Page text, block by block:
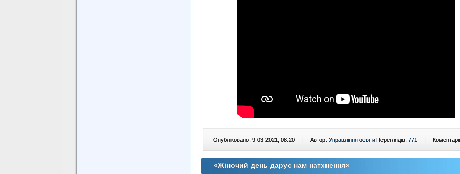
Опубліковано: 9-03-2021, 08:20 | Автор: Управління освітиПереглядів: 771 |
«Жіночий день дарує нам натхнення»